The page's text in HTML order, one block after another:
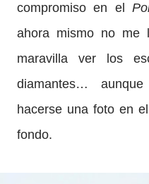
compromiso en el
ahora mismo no me
maravilla ver los
diamantes…
hacerse una foto en
fondo.